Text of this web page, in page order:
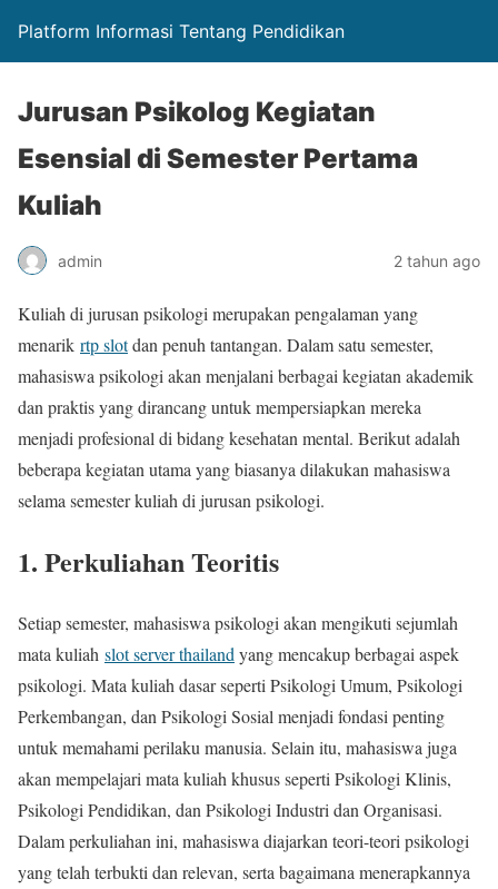
Platform Informasi Tentang Pendidikan
Jurusan Psikolog Kegiatan
Esensial di Semester Pertama
Kuliah
admin 2 tahun ago
Kuliah di jurusan psikologi merupakan pengalaman yang
menarik rtp slotdan penuh tantangan. Dalam satu semester,
mahasiswa psikologi akan menjalani berbagai kegiatan akademik
dan praktis yang dirancang untuk mempersiapkan mereka
menjadi profesional di bidang kesehatan mental. Berikut adalah
beberapa kegiatan utama yang biasanya dilakukan mahasiswa
selama semester kuliah di jurusan psikologi.
1. Perkuliahan Teoritis
Setiap semester, mahasiswa psikologi akan mengikuti sejumlah
mata kuliah slot server thailand yang mencakup berbagai aspek
psikologi. Mata kuliah dasar seperti Psikologi Umum, Psikologi
Perkembangan, dan Psikologi Sosial menjadi fondasi penting
untuk memahami perilaku manusia. Selain itu, mahasiswa juga
akan mempelajari mata kuliah khusus seperti Psikologi Klinis,
Psikologi Pendidikan, dan Psikologi Industri dan Organisasi.
Dalam perkuliahan ini, mahasiswa diajarkan teori-teori psikologi
yang telah terbukti dan relevan, serta bagaimana menerapkannya